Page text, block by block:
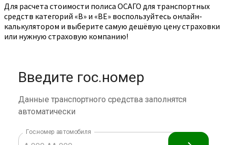
Для расчета стоимости полиса ОСАГО для транспортных
средств категорий «B» и «BE» воспользуйтесь онлайн-
калькулятором и выберите самую дешёвую цену страховки
или нужную страховую компанию!